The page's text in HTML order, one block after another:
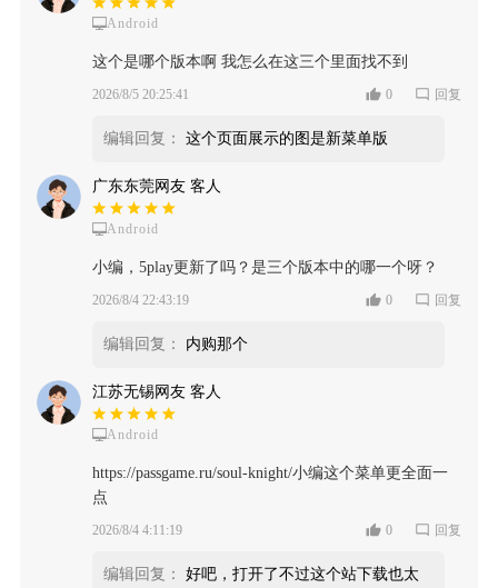
Android
这个是哪个版本啊 我怎么在这三个里面找不到
2026/8/5 20:25:41 0 回复
编辑回复： 这个页面展示的图是新菜单版
广东东莞网友 客人
Android
小编，5play更新了吗？是三个版本中的哪一个呀？
2026/8/4 22:43:19 0 回复
编辑回复： 内购那个
江苏无锡网友 客人
Android
https://passgame.ru/soul-knight/小编这个菜单更全面一
点
2026/8/4 4:11:19 0 回复
编辑回复：
好吧，打开了不过这个站下载也太